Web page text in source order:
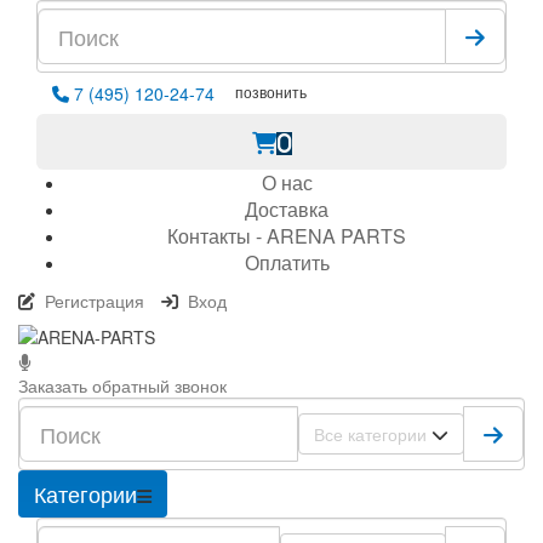
7 (495) 120-24-74 позвонить
0
О нас
Доставка
Контакты - ARENA PARTS
Оплатить
Регистрация Вход
Заказать обратный звонок
Все категории
Категории